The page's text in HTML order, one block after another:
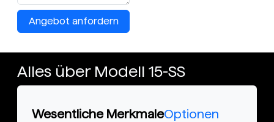
Angebot anfordern
Alles über Modell 15-SS
Wesentliche MerkmaleOptionen